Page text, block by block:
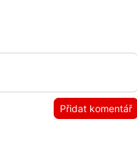
Přidat komentář